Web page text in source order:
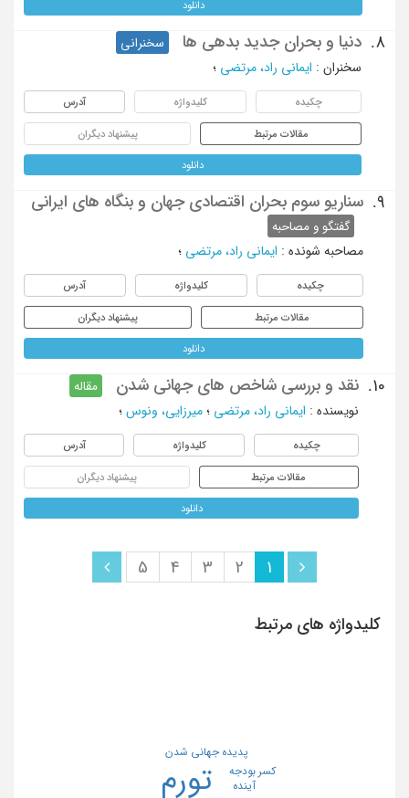
دانلود
8. دنیا و بحران جدید بدهی ها
سخنرانی
سخنران : ایمانی راد، مرتضی ؛
چکیده کلیدواژه آدرس
مقالات مرتبط پیشنهاد دیگران
دانلود
9. سناریو سوم بحران اقتصادی جهان و بنگاه های ایرانی
گفتگو و مصاحبه
مصاحبه شونده : ایمانی راد، مرتضی ؛
چکیده کلیدواژه آدرس
مقالات مرتبط پیشنهاد دیگران
دانلود
10. نقد و بررسی شاخص های جهانی شدن
مقاله
نویسنده : ایمانی راد، مرتضی ؛ میرزایی، ونوس ؛
چکیده کلیدواژه آدرس
مقالات مرتبط پیشنهاد دیگران
دانلود
1
2
3
4
5
کلیدواژه های مرتبط
تورم آینده
پدیده جهانی شدن
کسر بودجه